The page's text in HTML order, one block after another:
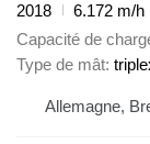
2018
6.172 m/h
Capacité de
Type de mât
Allemagne,